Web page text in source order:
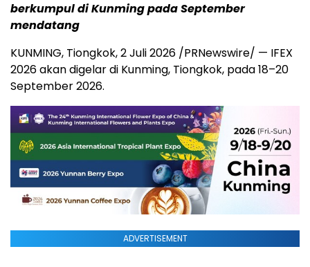
berkumpul di Kunming pada September
mendatang
KUNMING, Tiongkok,2 Juli 2026 /PRNewswire/ — IFEX
2026 akan digelar di Kunming, Tiongkok, pada 18–20
September 2026.
ADVERTISEMENT